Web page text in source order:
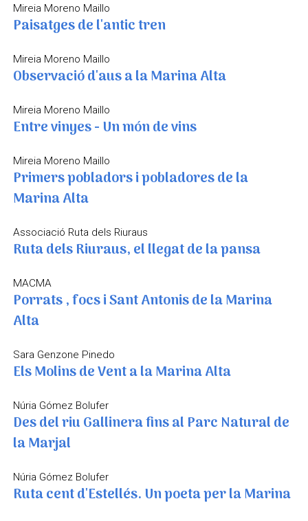
Mireia Moreno Maillo
Paisatges de l'antic tren
Mireia Moreno Maillo
Observació d'aus a la Marina Alta
Mireia Moreno Maillo
Entre vinyes - Un món de vins
Mireia Moreno Maillo
Primers pobladors i pobladores de la
Marina Alta
Associació Ruta dels Riuraus
Ruta dels Riuraus, el llegat de la pansa
MACMA
Porrats , focs i Sant Antonis de la Marina
Alta
Sara Genzone Pinedo
Els Molins de Vent a la Marina Alta
Núria Gómez Bolufer
Des del riu Gallinera fins al Parc Natural de
la Marjal
Núria Gómez Bolufer
Ruta cent d'Estellés. Un poeta per la Marina